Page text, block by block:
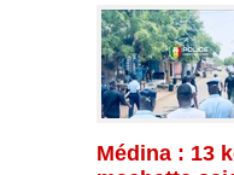
Médina : 13